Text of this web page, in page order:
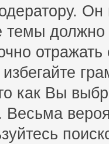
темы
как Вы
Весьма